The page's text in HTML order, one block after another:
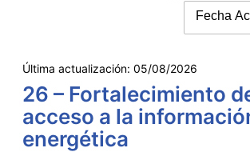
Última actualización: 05/08/2026
26 – Fortalecimiento
acceso a la
energética